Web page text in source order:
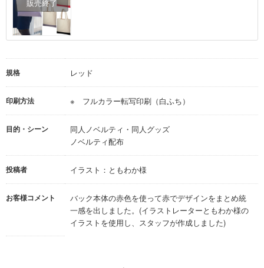
規格 レッド
印刷方法 ※ フルカラー転写印刷（白ふち）
目的・シーン
同人ノベルティ・同人グッズ
ノベルティ配布
投稿者 イラスト：ともわか様
お客様コメント
バック本体の赤色を使って赤でデザインをまとめ統
一感を出しました。(イラストレーターともわか様の
イラストを使用し、スタッフが作成しました)